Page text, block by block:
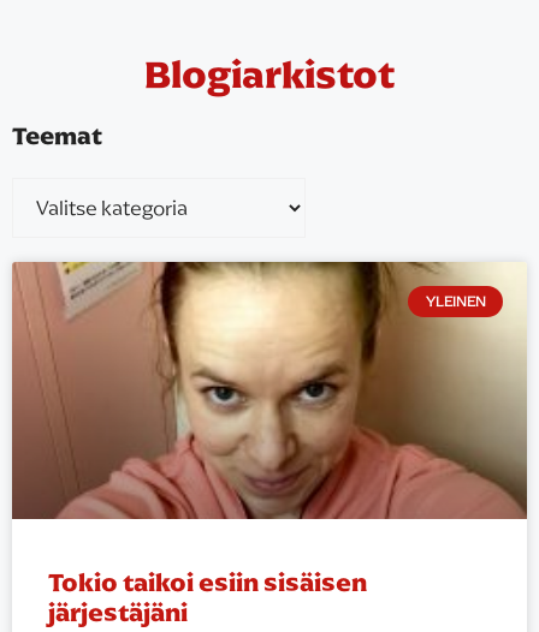
Blogiarkistot
Teemat
YLEINEN
Tokio taikoi esiin sisäisen
järjestäjäni